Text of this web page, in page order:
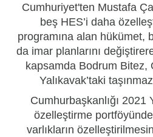
Cumhuriyet'ten Mustafa
beş HES’i daha
programına alan hükümet,
da imar planlarını
kapsamda Bodrum Bitez,
Yalıkavak’taki
Cumhurbaşkanlığı 2021
özelleştirme
varlıkların